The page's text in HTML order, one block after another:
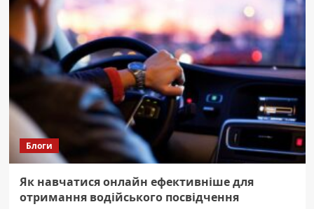
Блоги
Як навчатися онлайн ефективніше для
отримання водійського посвідчення